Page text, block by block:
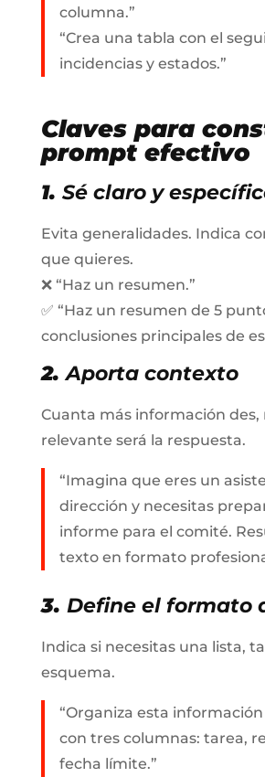
columna.”
“Crea una tabla con el
incidencias y estados.”
Claves para
promptefectivo
1. Sé claro y
Evita generalidades. Indica
que quieres.
❌ “Haz un resumen.”
✅ “Haz un resumen de 5
conclusiones principales de
2.Aporta contexto
Cuanta más información des,
relevante será la respuesta.
“Imagina que eres un
dirección y necesitas
informe para el comité.
texto en formato
3. Define el formato
Indica si necesitas una lista,
esquema.
“Organiza esta
con tres columnas: tarea,
fecha límite.”